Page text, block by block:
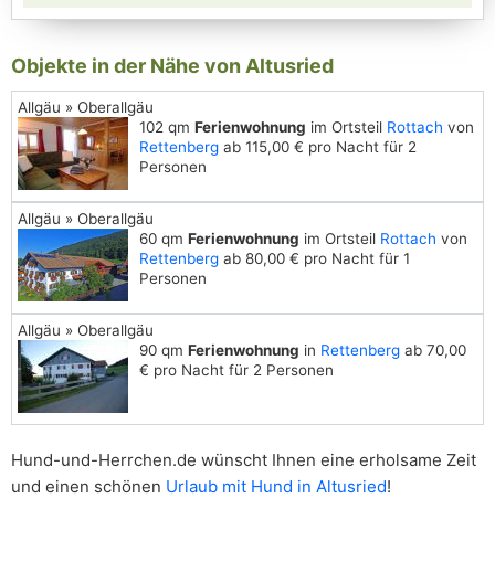
Objekte in der Nähe von Altusried
Allgäu » Oberallgäu
102 qm Ferienwohnung im Ortsteil Rottach von
Rettenberg ab 115,00 € pro Nacht für 2
Personen
Allgäu » Oberallgäu
60 qm Ferienwohnung im Ortsteil Rottach von
Rettenberg ab 80,00 € pro Nacht für 1
Personen
Allgäu » Oberallgäu
90 qm Ferienwohnung in Rettenberg ab 70,00
€ pro Nacht für 2 Personen
Hund-und-Herrchen.de wünscht Ihnen eine erholsame Zeit
und einen schönen Urlaub mit Hund in Altusried!